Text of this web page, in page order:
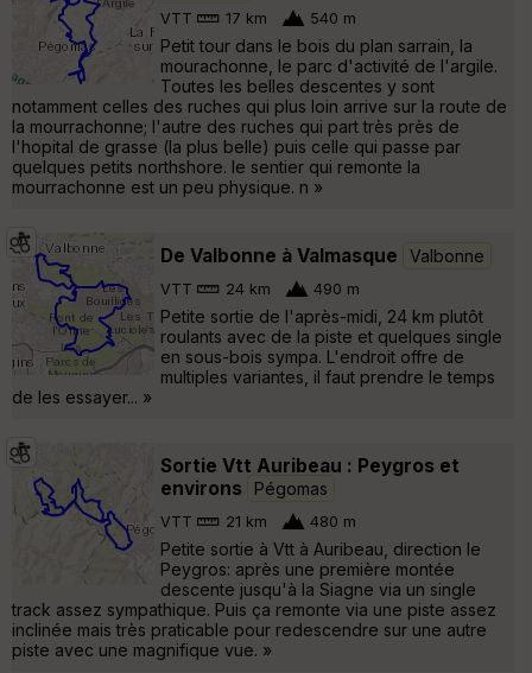
VTT 17 km 540 m
Petit tour dans le bois du plan sarrain, la
mourachonne, le parc d'activité de l'argile.
Toutes les belles descentes y sont
notamment celles des ruches qui plus loin arrive sur la route de
la mourrachonne; l'autre des ruches qui part très près de
l'hopital de grasse (la plus belle) puis celle qui passe par
quelques petits northshore. le sentier qui remonte la
mourrachonne est un peu physique. n »
De Valbonne à Valmasque Valbonne
VTT 24 km 490 m
Petite sortie de l'après-midi, 24 km plutôt
roulants avec de la piste et quelques single
en sous-bois sympa. L'endroit offre de
multiples variantes, il faut prendre le temps
de les essayer... »
Sortie Vtt Auribeau : Peygros et
environs
Pégomas
VTT 21 km 480 m
Petite sortie à Vtt à Auribeau, direction le
Peygros: après une première montée
descente jusqu'à la Siagne via un single
track assez sympathique. Puis ça remonte via une piste assez
inclinée mais très praticable pour redescendre sur une autre
piste avec une magnifique vue. »